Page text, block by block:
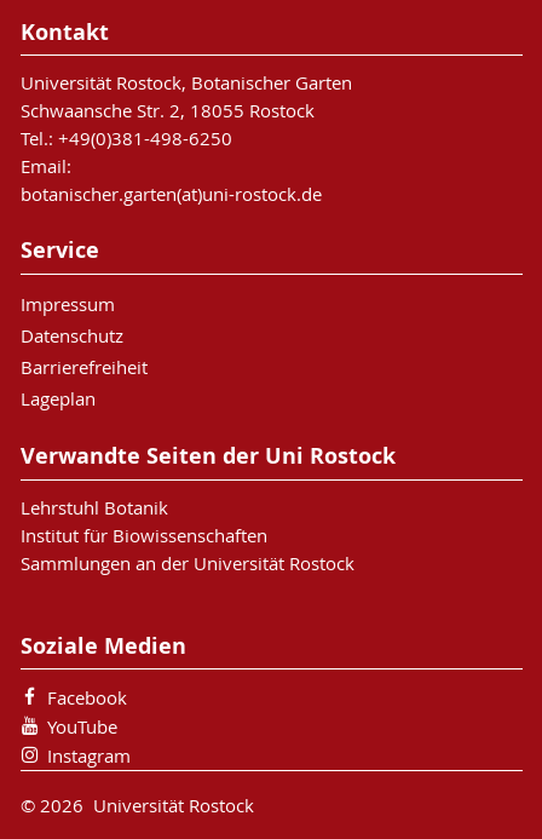
Kontakt
Universität Rostock, Botanischer Garten
Schwaansche Str. 2, 18055 Rostock
Tel.: +49(0)381-498-6250
Email:
botanischer.garten(at)uni-rostock.de
Service
Impressum
Datenschutz
Barrierefreiheit
Lageplan
Verwandte Seiten der Uni Rostock
Lehrstuhl Botanik
Institut für Biowissenschaften
Sammlungen an der Universität Rostock
Soziale Medien
Facebook
YouTube
Instagram
© 2026 Universität Rostock